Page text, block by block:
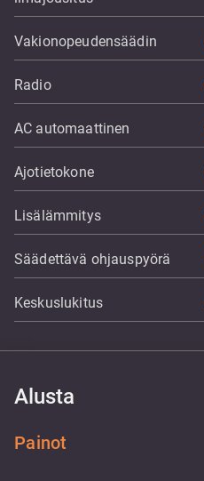
Vakionopeudensäädin
Radio
AC automaattinen
Ajotietokone
Lisälämmitys
Säädettävä ohjauspyörä
Keskuslukitus
Alusta
Painot